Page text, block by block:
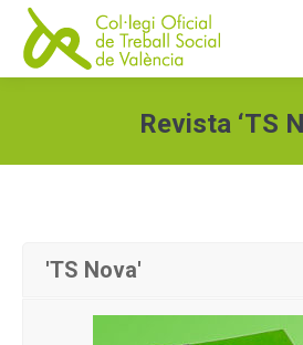
Revista ‘TS
'TS Nova'